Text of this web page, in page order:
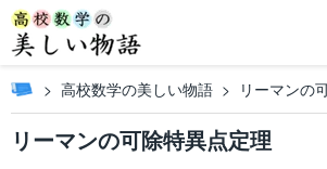
高校数学の美しい物語 リーマンの
リーマンの可除特異点定理